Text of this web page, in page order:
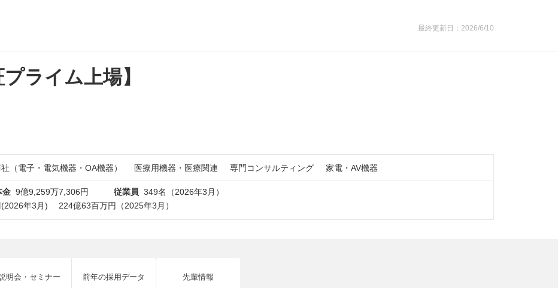
最終更新日：2026/6/10
ライム上場】
（電子・電気機器・OA機器） 医療用機器・医療関連 専門コンサルティング 家電・AV機器
金 9億9,259万7,306円 従業員 349名（2026年3月）
(2026年3月) 224億63百万円（2025年3月）
明会・セミナー 前年の採用データ 先輩情報